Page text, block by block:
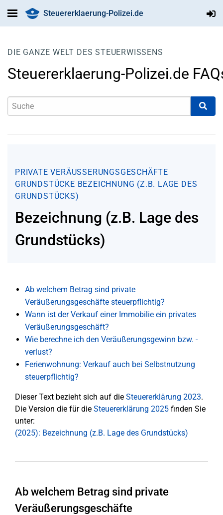
Steuererklaerung-Polizei.de
DIE GANZE WELT DES STEUERWISSENS
Steuererklaerung-Polizei.de
PRIVATE VERÄUSSERUNGSGESCHÄFTE
GRUNDSTÜCKE BEZEICHNUNG (Z.B. LAGE DES
GRUNDSTÜCKS)
Bezeichnung (z.B. Lage des
Grundstücks)
Ab welchem Betrag sind private
Veräußerungsgeschäfte steuerpflichtig?
Wann ist der Verkauf einer Immobilie ein privates
Veräußerungsgeschäft?
Wie berechne ich den Veräußerungsgewinn bzw. -
verlust?
Ferienwohnung: Verkauf auch bei Selbstnutzung
steuerpflichtig?
Dieser Text bezieht sich auf die Steuererklärung 2023.
Die Version die für die Steuererklärung 2025 finden Sie
unter:
(2025): Bezeichnung (z.B. Lage des Grundstücks)
Ab welchem Betrag sind private
Veräußerungsgeschäfte